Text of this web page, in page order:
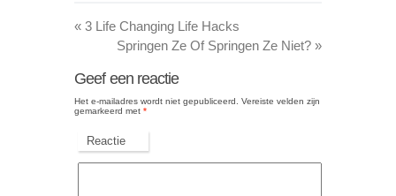
« 3 Life Changing Life Hacks
Springen Ze Of Springen Ze Niet? »
Geef een reactie
Het e-mailadres wordt niet gepubliceerd.
Vereiste velden zijn
gemarkeerd met *
Reactie